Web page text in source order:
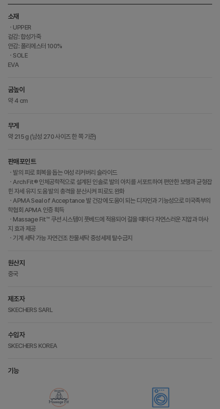
소재
ㆍUPPER
겉감: 합성가죽
안감: 폴리에스터 100%
ㆍSOLE
EVA
굽높이
약 4 cm
무게
약 215 g (남성 270 사이즈 한 쪽 기준)
판매포인트
ㆍ발의 피로 회복을 돕는 여성 리커버리 슬라이드
ㆍArch Fit® 인체공학적으로 설계된 인솔로 발의 아치를 서포트하여 편안한 보행과 균형잡
힌 자세 유지 도움 발의 충격을 분산시켜 피로도 완화
ㆍAPMA Seal of Acceptance 발 건강에 도움이 되는 디자인과 기능성으로 미국족부의
학협회 APMA 인증 획득
ㆍMassage Fit™ 쿠션 시스템이 풋베드에 적용되어 걸을 때마다 자연스러운 지압과 마사
지 효과 제공
ㆍ기계 세탁 가능 자연건조 찬물세탁 중성세제 탈수금지
원산지
중국
제조자
SKECHERS SARL
수입자
SKECHERS KOREA
기능